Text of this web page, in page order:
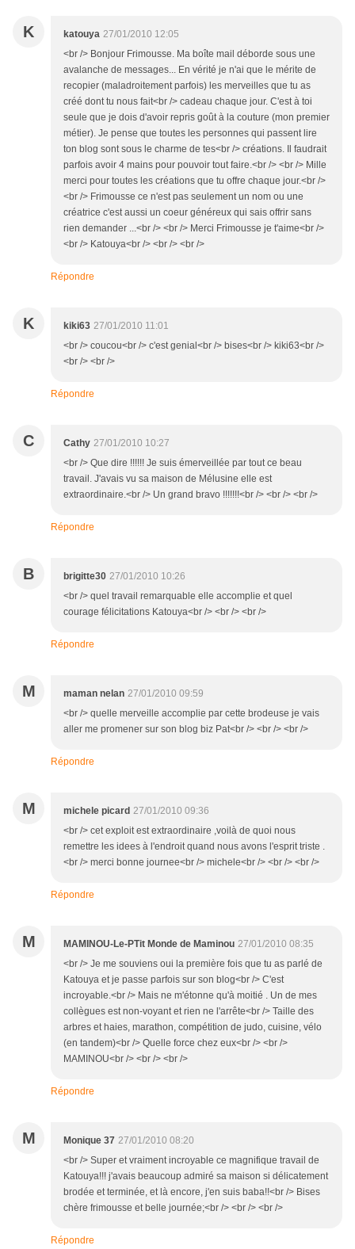
K katouya 27/01/2010 12:05
<br /> Bonjour Frimousse. Ma boîte mail déborde sous une
avalanche de messages... En vérité je n'ai que le mérite de
recopier (maladroitement parfois) les merveilles que tu as
créé dont tu nous fait<br /> cadeau chaque jour. C'est à toi
seule que je dois d'avoir repris goût à la couture (mon premier
métier). Je pense que toutes les personnes qui passent lire
ton blog sont sous le charme de tes<br /> créations. Il faudrait
parfois avoir 4 mains pour pouvoir tout faire.<br /> <br /> Mille
merci pour toutes les créations que tu offre chaque jour.<br />
<br /> Frimousse ce n'est pas seulement un nom ou une
créatrice c'est aussi un coeur généreux qui sais offrir sans
rien demander ...<br /> <br /> Merci Frimousse je t'aime<br />
<br /> Katouya<br /> <br /> <br />
Répondre
K kiki63 27/01/2010 11:01
<br /> coucou<br /> c'est genial<br /> bises<br /> kiki63<br />
<br /> <br />
Répondre
C Cathy 27/01/2010 10:27
<br /> Que dire !!!!!! Je suis émerveillée par tout ce beau
travail. J'avais vu sa maison de Mélusine elle est
extraordinaire.<br /> Un grand bravo !!!!!!!<br /> <br /> <br />
Répondre
B brigitte30 27/01/2010 10:26
<br /> quel travail remarquable elle accomplie et quel
courage félicitations Katouya<br /> <br /> <br />
Répondre
M maman nelan 27/01/2010 09:59
<br /> quelle merveille accomplie par cette brodeuse je vais
aller me promener sur son blog biz Pat<br /> <br /> <br />
Répondre
M michele picard 27/01/2010 09:36
<br /> cet exploit est extraordinaire ,voilà de quoi nous
remettre les idees à l'endroit quand nous avons l'esprit triste .
<br /> merci bonne journee<br /> michele<br /> <br /> <br />
Répondre
M MAMINOU-Le-PTit Monde de Maminou 27/01/2010 08:35
<br /> Je me souviens oui la première fois que tu as parlé de
Katouya et je passe parfois sur son blog<br /> C'est
incroyable.<br /> Mais ne m'étonne qu'à moitié . Un de mes
collègues est non-voyant et rien ne l'arrête<br /> Taille des
arbres et haies, marathon, compétition de judo, cuisine, vélo
(en tandem)<br /> Quelle force chez eux<br /> <br />
MAMINOU<br /> <br /> <br />
Répondre
M Monique 37 27/01/2010 08:20
<br /> Super et vraiment incroyable ce magnifique travail de
Katouya!!! j'avais beaucoup admiré sa maison si délicatement
brodée et terminée, et là encore, j'en suis baba!!<br /> Bises
chère frimousse et belle journée;<br /> <br /> <br />
Répondre